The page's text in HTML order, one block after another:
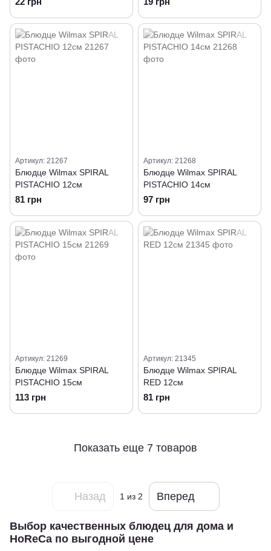
Артикул: 21267
Блюдце Wilmax SPIRAL
PISTACHIO 12см
81 грн
Артикул: 21268
Блюдце Wilmax SPIRAL
PISTACHIO 14см
97 грн
Артикул: 21269
Блюдце Wilmax SPIRAL
PISTACHIO 15см
113 грн
Артикул: 21345
Блюдце Wilmax SPIRAL
RED 12см
81 грн
Показать еще 7 товаров
Назад 1 из 2 Вперед
Выбор качественных блюдец для дома и
HoReCa по выгодной цене